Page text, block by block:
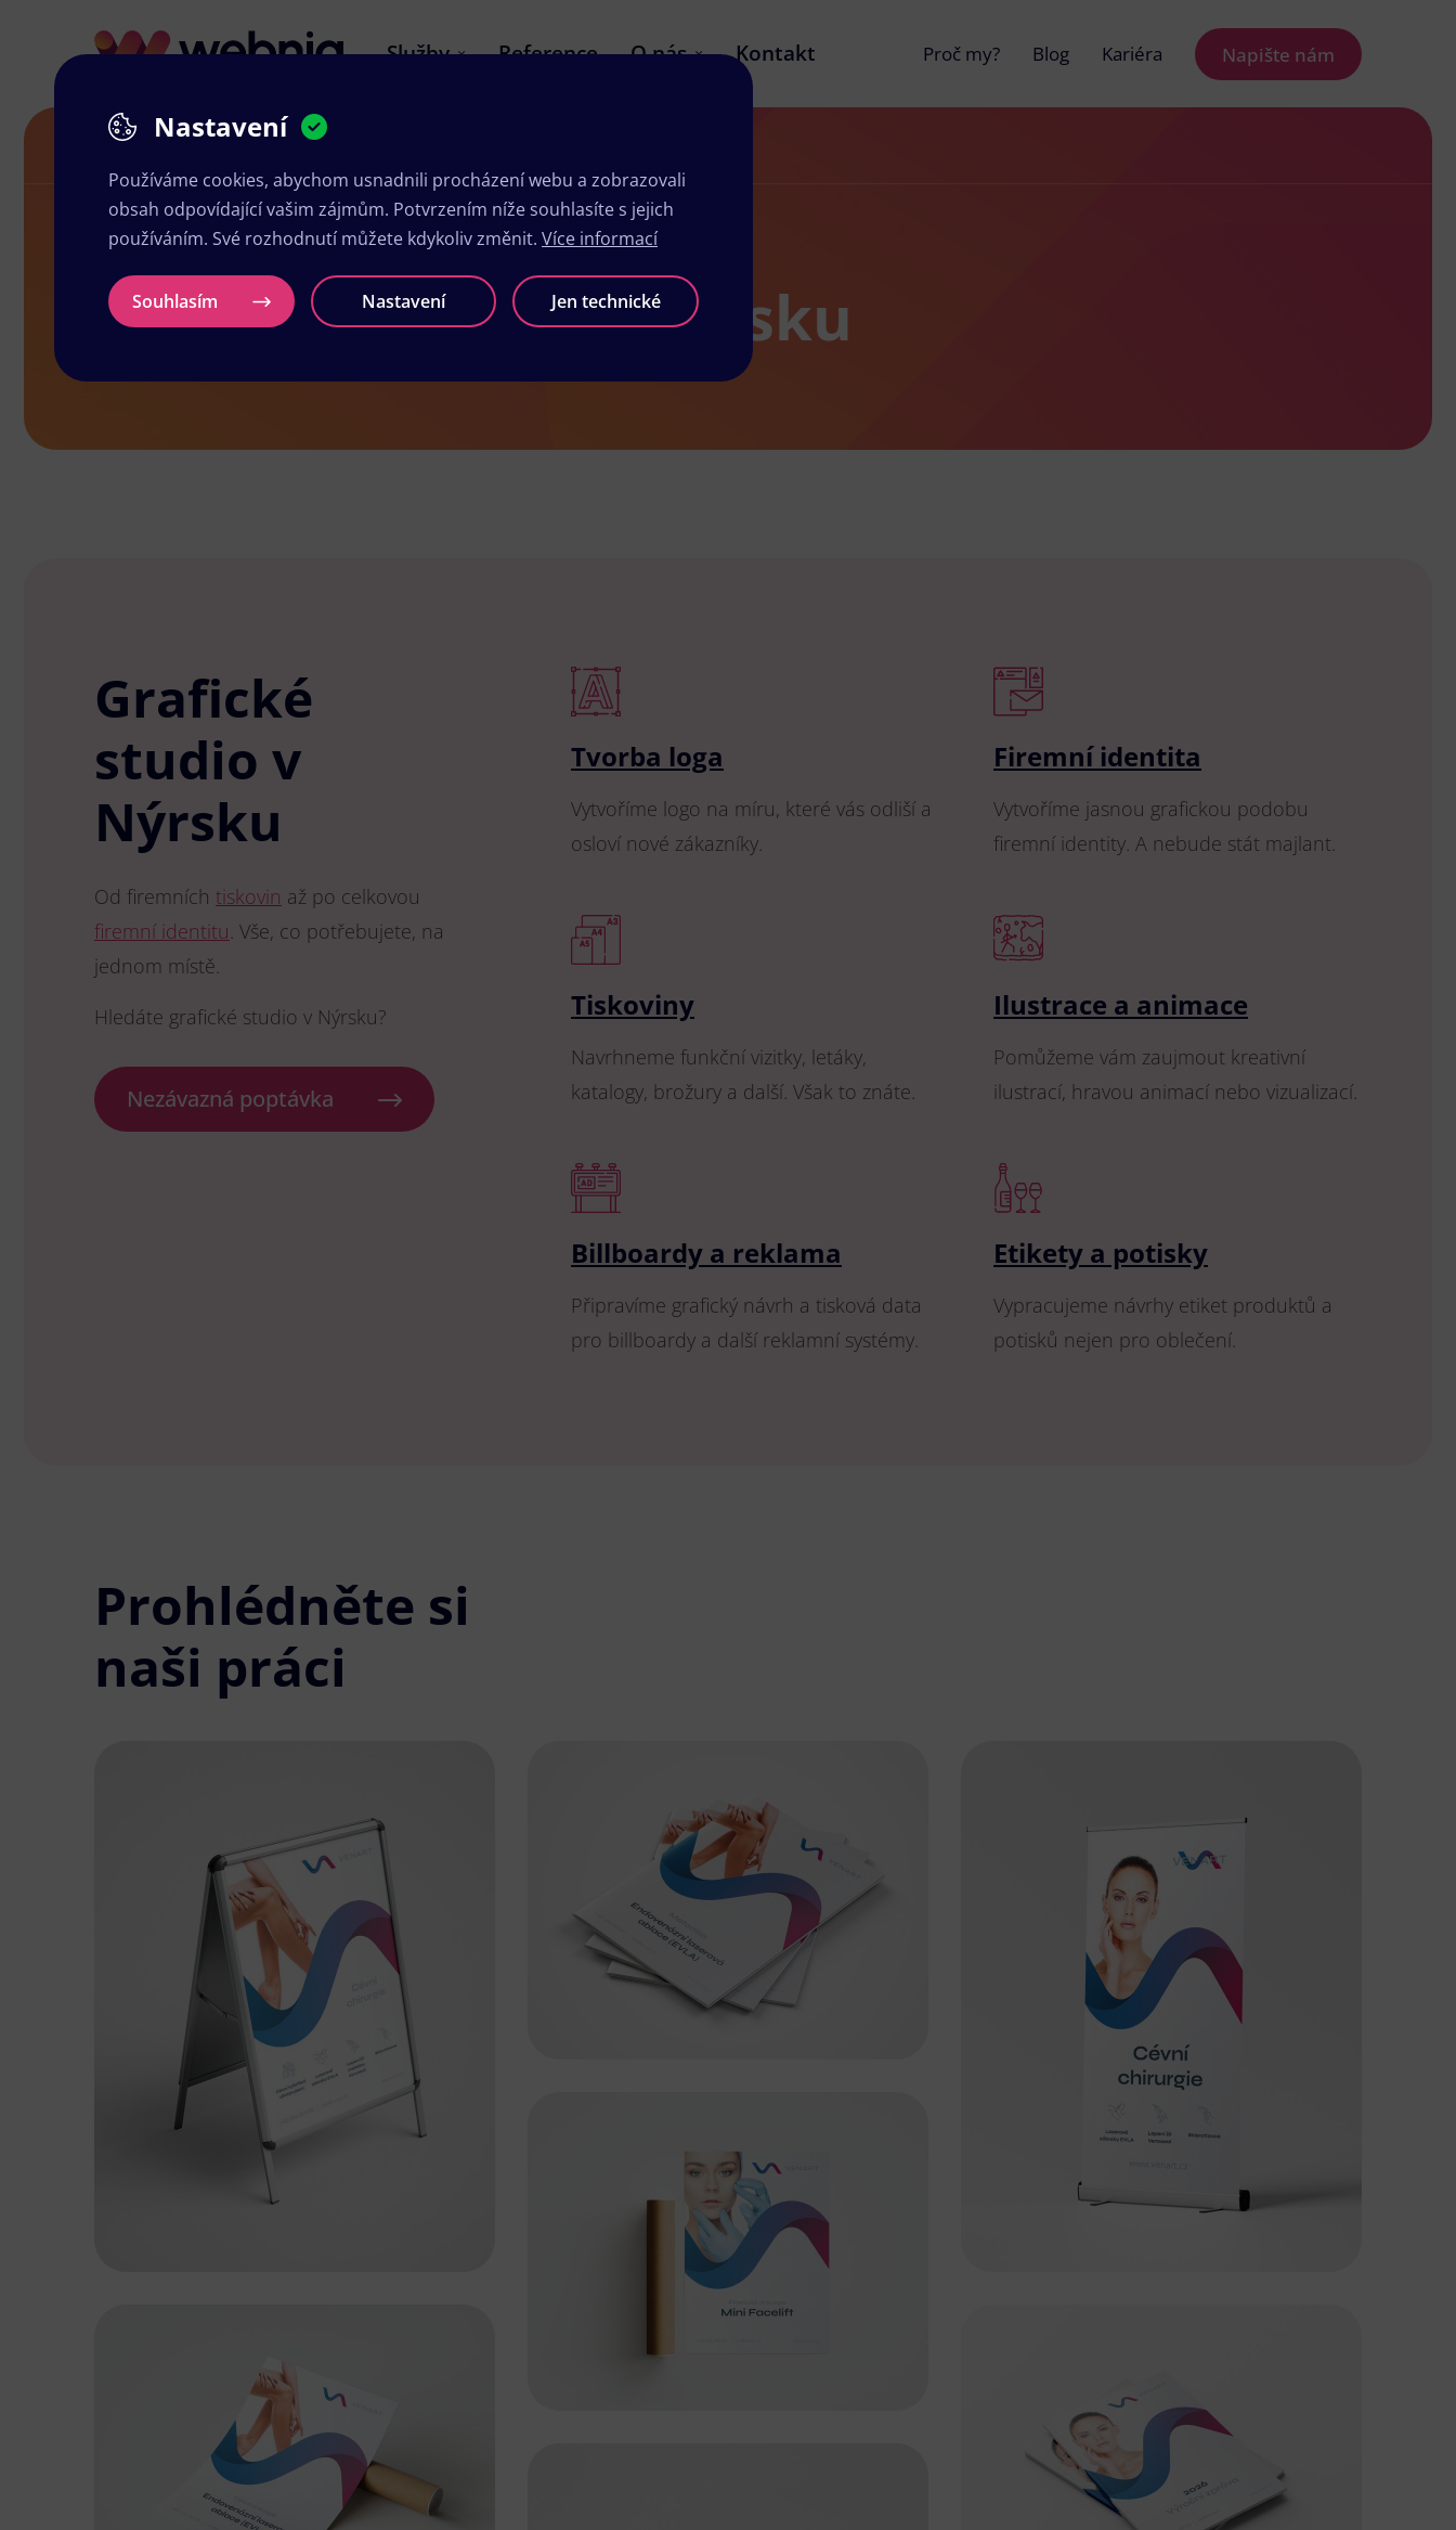
Služby Reference O nás Kontakt Proč my? Blog Kariéra Napište nám
Grafické studio v Nýrsku
Grafické studio v Nýrsku
Grafické
studio v
Nýrsku
Od firemních tiskovin až po celkovou
firemní identitu. Vše, co potřebujete, na
jednom místě.
Hledáte grafické studio v Nýrsku?
Nezávazná poptávka
Tvorba loga
Vytvoříme logo na míru, které vás odliší a
osloví nové zákazníky.
Firemní identita
Vytvoříme jasnou grafickou podobu
firemní identity. A nebude stát majlant.
Tiskoviny
Navrhneme funkční vizitky, letáky,
katalogy, brožury a další. Však to znáte.
Ilustrace a animace
Pomůžeme vám zaujmout kreativní
ilustrací, hravou animací nebo vizualizací.
Billboardy a reklama
Připravíme grafický návrh a tisková data
pro billboardy a další reklamní systémy.
Etikety a potisky
Vypracujeme návrhy etiket produktů a
potisků nejen pro oblečení.
Prohlédněte si
naši práci
Nastavení
Používáme cookies, abychom usnadnili procházení webu a zobrazovali
obsah odpovídající vašim zájmům. Potvrzením níže souhlasíte s jejich
používáním. Své rozhodnutí můžete kdykoliv změnit. Více informací
Souhlasím Nastavení Jen technické